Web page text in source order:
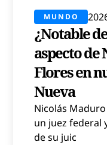
MUNDO
¿Notable
aspecto de
Flores en
Nueva
Nicolás
un juez federal
de su juic